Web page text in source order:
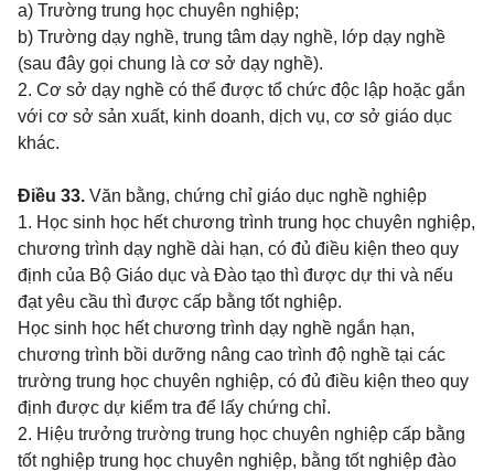
a) Trường trung học chuyên nghiệp;
b) Trường dạy nghề, trung tâm dạy nghề, lớp dạy nghề
(sau đây gọi chung là cơ sở dạy nghề).
2. Cơ sở dạy nghề có thể được tổ chức độc lập hoặc gắn
với cơ sở sản xuất, kinh doanh, dịch vụ, cơ sở giáo dục
khác.
Điều 33. Văn bằng, chứng chỉ giáo dục nghề nghiệp
1. Học sinh học hết chương trình trung học chuyên nghiệp,
chương trình dạy nghề dài hạn, có đủ điều kiện theo quy
định của Bộ Giáo dục và Đào tạo thì được dự thi và nếu
đạt yêu cầu thì được cấp bằng tốt nghiệp.
Học sinh học hết chương trình dạy nghề ngắn hạn,
chương trình bồi dưỡng nâng cao trình độ nghề tại các
trường trung học chuyên nghiệp, có đủ điều kiện theo quy
định được dự kiểm tra để lấy chứng chỉ.
2. Hiệu trưởng trường trung học chuyên nghiệp cấp bằng
tốt nghiệp trung học chuyên nghiệp, bằng tốt nghiệp đào